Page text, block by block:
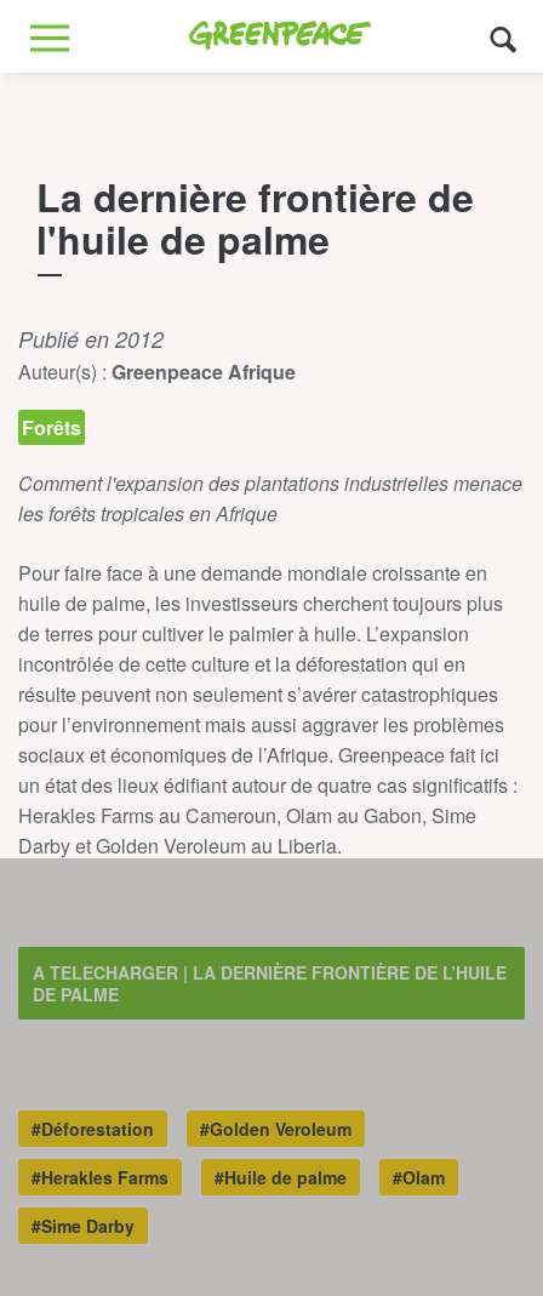
Greenpeace
MENU
La dernière frontière de
l'huile de palme
Publié en 2012
Auteur(s) : Greenpeace Afrique
Forêts
Comment l'expansion des plantations industrielles menace
les forêts tropicales en Afrique
Pour faire face à une demande mondiale croissante en
huile de palme, les investisseurs cherchent toujours plus
de terres pour cultiver le palmier à huile. L’expansion
incontrôlée de cette culture et la déforestation qui en
résulte peuvent non seulement s’avérer catastrophiques
pour l’environnement mais aussi aggraver les problèmes
sociaux et économiques de l’Afrique. Greenpeace fait ici
un état des lieux édifiant autour de quatre cas significatifs :
Herakles Farms au Cameroun, Olam au Gabon, Sime
Darby et Golden Veroleum au Liberia.
A TELECHARGER | LA DERNIÈRE FRONTIÈRE DE L’HUILE
DE PALME
#Déforestation
#Golden Veroleum
#Herakles Farms
#Huile de palme
#Olam
#Sime Darby